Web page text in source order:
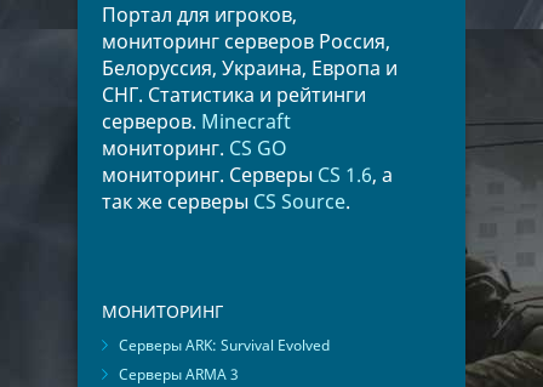
Портал для игроков,
мониторинг серверов Россия,
Белоруссия, Украина, Европа и
СНГ. Статистика и рейтинги
серверов. Minecraft
мониторинг. CS GO
мониторинг. Серверы CS 1.6, а
так же серверы CS Source.
МОНИТОРИНГ
Серверы ARK: Survival Evolved
Серверы ARMA 3